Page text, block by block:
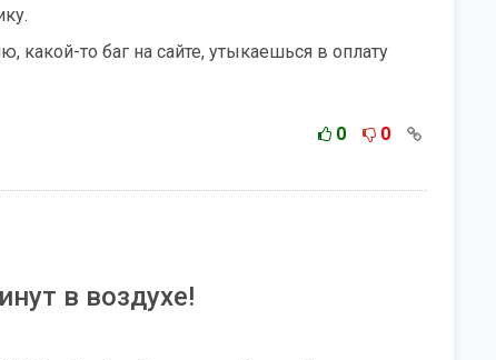
какой-то баг на сайте, утыкаешься в оплату
0 0
в воздухе!